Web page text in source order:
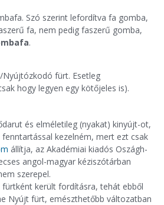
Szó szerint lefordítva fa gomba,
fa, nem pedig faszerű gomba,
.
Nyújtózkodó fürt. Esetleg
hogy legyen egy kötőjeles is).
és elméletileg (nyakat) kinyújt-ot,
kezelném, mert ezt csak
állítja, az Akadémiai kiadós Oszágh-
angol-magyar kéziszótárban
szerepel.
került fordításra, tehát ebből
Nyújt fürt, emészthetőbb változatban